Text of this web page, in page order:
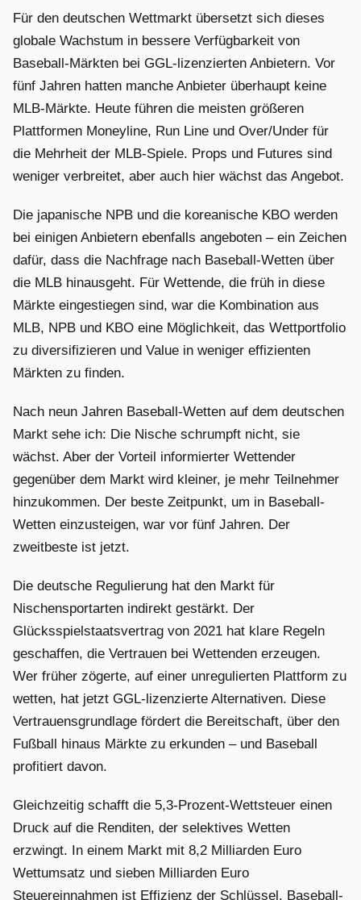
Für den deutschen Wettmarkt übersetzt sich dieses
globale Wachstum in bessere Verfügbarkeit von
Baseball-Märkten bei GGL-lizenzierten Anbietern. Vor
fünf Jahren hatten manche Anbieter überhaupt keine
MLB-Märkte. Heute führen die meisten größeren
Plattformen Moneyline, Run Line und Over/Under für
die Mehrheit der MLB-Spiele. Props und Futures sind
weniger verbreitet, aber auch hier wächst das Angebot.
Die japanische NPB und die koreanische KBO werden
bei einigen Anbietern ebenfalls angeboten – ein Zeichen
dafür, dass die Nachfrage nach Baseball-Wetten über
die MLB hinausgeht. Für Wettende, die früh in diese
Märkte eingestiegen sind, war die Kombination aus
MLB, NPB und KBO eine Möglichkeit, das Wettportfolio
zu diversifizieren und Value in weniger effizienten
Märkten zu finden.
Nach neun Jahren Baseball-Wetten auf dem deutschen
Markt sehe ich: Die Nische schrumpft nicht, sie
wächst. Aber der Vorteil informierter Wettender
gegenüber dem Markt wird kleiner, je mehr Teilnehmer
hinzukommen. Der beste Zeitpunkt, um in Baseball-
Wetten einzusteigen, war vor fünf Jahren. Der
zweitbeste ist jetzt.
Die deutsche Regulierung hat den Markt für
Nischensportarten indirekt gestärkt. Der
Glücksspielstaatsvertrag von 2021 hat klare Regeln
geschaffen, die Vertrauen bei Wettenden erzeugen.
Wer früher zögerte, auf einer unregulierten Plattform zu
wetten, hat jetzt GGL-lizenzierte Alternativen. Diese
Vertrauensgrundlage fördert die Bereitschaft, über den
Fußball hinaus Märkte zu erkunden – und Baseball
profitiert davon.
Gleichzeitig schafft die 5,3-Prozent-Wettsteuer einen
Druck auf die Renditen, der selektives Wetten
erzwingt. In einem Markt mit 8,2 Milliarden Euro
Wettumsatz und sieben Milliarden Euro
Steuereinnahmen ist Effizienz der Schlüssel. Baseball-